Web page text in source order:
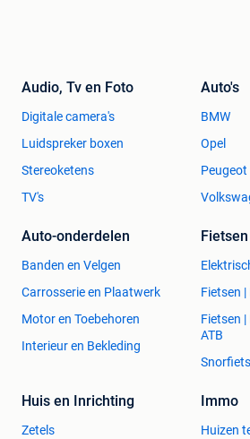
Audio, Tv en Foto
Digitale camera's
Luidspreker boxen
Stereoketens
TV's
Auto's
BMW
Opel
Peugeot
Auto-onderdelen
Banden en Velgen
Carrosserie en Plaatwerk
Motor en Toebehoren
Interieur en Bekleding
Fietsen
Fietsen
ATB
Huis en Inrichting
Zetels
Immo
Huizen